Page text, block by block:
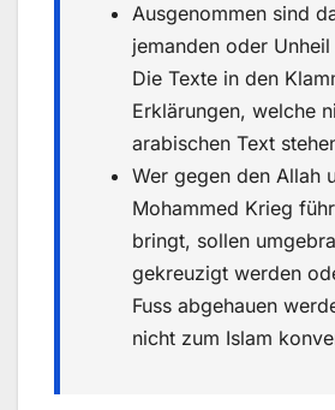
Ausgenommen sind
jemanden oder
Die Texte in den
Erklärungen, welche
arabischen Text
Wer gegen den Allah
Mohammed Krieg
bringt, sollen
gekreuzigt werden
Fuss abgehauen
nicht zum Islam